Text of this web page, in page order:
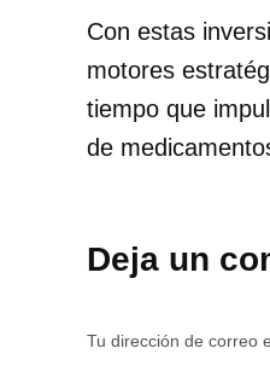
Con estas
motores
tiempo que
de
Deja un
Tu dirección de correo